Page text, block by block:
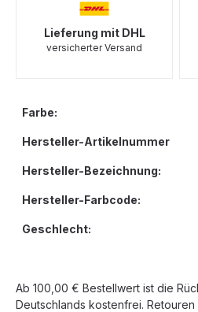
Lieferung mit DHL
versicherter Versand
Farbe:
Hersteller-Artikelnummer
Hersteller-Bezeichnung:
Hersteller-Farbcode:
Geschlecht:
Ab 100,00 € Bestellwert ist die
Deutschlands kostenfrei.